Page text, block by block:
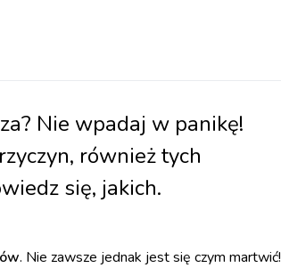
Nie wpadaj w panikę!
również tych
się, jakich.
. Nie zawsze jednak jest się czym martwić!